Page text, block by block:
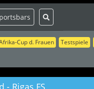
Cup d. Frauen Testspiele
- Rigas FS